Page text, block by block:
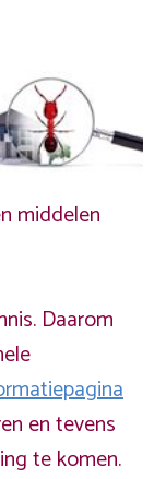
middelen
Daarom
en tevens
te komen.